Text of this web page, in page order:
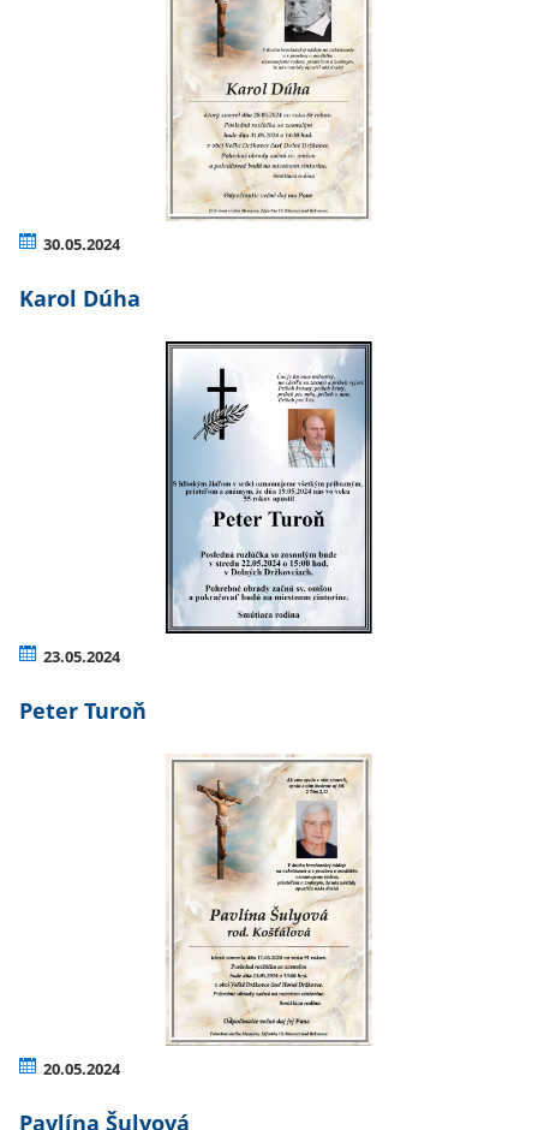
30.05.2024
Karol Dúha
23.05.2024
Peter Turoň
20.05.2024
Pavlína Šulyová